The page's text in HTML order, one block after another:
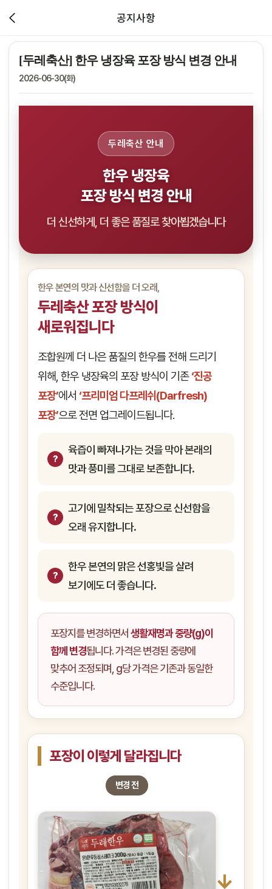
공지사항
[두레축산] 한우 냉장육 포장 방식 변경 안내
2026-06-30(화)
두레축산 안내
한우 냉장육
포장 방식 변경 안내
더 신선하게, 더 좋은 품질로 찾아뵙겠습니다
한우 본연의 맛과 신선함을 더 오래,
두레축산 포장 방식이
새로워집니다
조합원께 더 나은 품질의 한우를 전해 드리기
위해, 한우 냉장육의 포장 방식이 기존‘진공
포장’에서 ‘프리미엄 다프레쉬(Darfresh)
포장’으로 전면 업그레이드됩니다.
육즙이 빠져나가는 것을 막아 본래의
맛과 풍미를 그대로 보존합니다.
고기에 밀착되는 포장으로 신선함을
오래 유지합니다.
한우 본연의 맑은 선홍빛을 살려
보기에도 더 좋습니다.
포장지를 변경하면서 생활재명과 중량(g)이
함께 변경됩니다. 가격은 변경된 중량에
맞추어 조정되며, g당 가격은 기존과 동일한
수준입니다.
포장이 이렇게 달라집니다
변경 전
→